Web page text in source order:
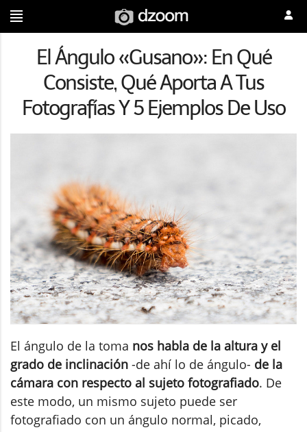
El Ángulo «Gusano»: En Qué
Consiste, Qué Aporta A Tus
Fotografías Y 5 Ejemplos De Uso
El ángulo de la toma nos habla de la altura y el
grado de inclinación -de ahí lo de ángulo- de la
cámara con respecto al sujeto fotografiado. De
este modo, un mismo sujeto puede ser
fotografiado con un ángulo normal, picado,